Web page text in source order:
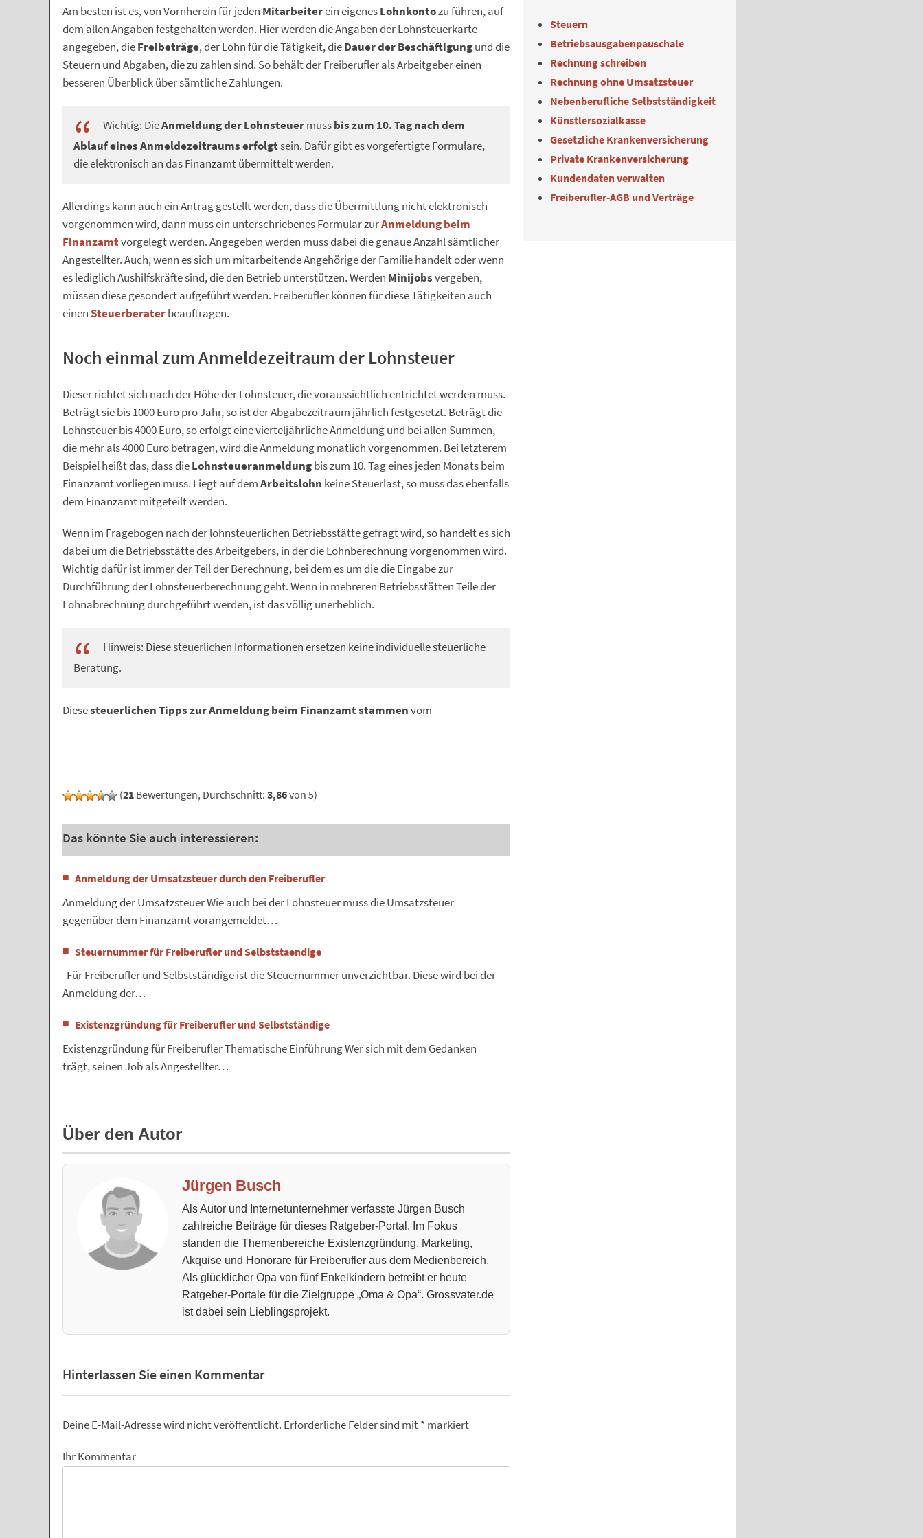
Am besten ist es, von Vornherein für jeden Mitarbeiterein eigenesLohnkontozu führen, auf
dem allen Angaben festgehalten werden. Hier werden die Angaben der Lohnsteuerkarte
angegeben, dieFreibeträge, der Lohn für die Tätigkeit, dieDauer der Beschäftigungund die
Steuern und Abgaben, die zu zahlen sind. So behält der Freiberufler als Arbeitgeber einen
besseren Überblick über sämtliche Zahlungen.
Wichtig: DieAnmeldung der Lohnsteuermussbis zum 10. Tag nach dem
Ablauf eines Anmeldezeitraums erfolgtsein. Dafür gibt es vorgefertigte Formulare,
die elektronisch an das Finanzamt übermittelt werden.
Allerdings kann auch ein Antrag gestellt werden, dass die Übermittlung nicht elektronisch
vorgenommen wird, dann muss ein unterschriebenes Formular zurAnmeldung beim
Finanzamtvorgelegt werden. Angegeben werden muss dabei die genaue Anzahl sämtlicher
Angestellter. Auch, wenn es sich um mitarbeitende Angehörige der Familie handelt oder wenn
es lediglich Aushilfskräfte sind, die den Betrieb unterstützen. Werden Minijobsvergeben,
müssen diese gesondert aufgeführt werden. Freiberufler können für diese Tätigkeiten auch
einenSteuerberaterbeauftragen.
Noch einmal zum Anmeldezeitraum der Lohnsteuer
Dieser richtet sich nach der Höhe der Lohnsteuer, die voraussichtlich entrichtet werden muss.
Beträgt sie bis 1000 Euro pro Jahr, so ist der Abgabezeitraum jährlich festgesetzt. Beträgt die
Lohnsteuer bis 4000 Euro, so erfolgt eine vierteljährliche Anmeldung und bei allen Summen,
die mehr als 4000 Euro betragen, wird die Anmeldung monatlich vorgenommen. Bei letzterem
Beispiel heißt das, dass dieLohnsteueranmeldungbis zum 10. Tag eines jeden Monats beim
Finanzamt vorliegen muss. Liegt auf demArbeitslohn keine Steuerlast, so muss das ebenfalls
dem Finanzamt mitgeteilt werden.
Wenn im Fragebogen nach der lohnsteuerlichen Betriebsstätte gefragt wird, so handelt es sich
dabei um die Betriebsstätte des Arbeitgebers, in der die Lohnberechnung vorgenommen wird.
Wichtig dafür ist immer der Teil der Berechnung, bei dem es um die die Eingabe zur
Durchführung der Lohnsteuerberechnung geht. Wenn in mehreren Betriebsstätten Teile der
Lohnabrechnung durchgeführt werden, ist das völlig unerheblich.
Hinweis: Diese steuerlichen Informationen ersetzen keine individuelle steuerliche
Beratung.
Diesesteuerlichen Tipps zur Anmeldung beim Finanzamt stammenvom
(21 Bewertungen, Durchschnitt: 3,86von 5)
Das könnte Sie auch interessieren:
Anmeldung der Umsatzsteuer durch den Freiberufler
Anmeldung der Umsatzsteuer Wie auch bei der Lohnsteuer muss die Umsatzsteuer
gegenüber dem Finanzamt vorangemeldet…
Steuernummer für Freiberufler und Selbststaendige
Für Freiberufler und Selbstständige ist die Steuernummer unverzichtbar. Diese wird bei der
Anmeldung der…
Existenzgründung für Freiberufler und Selbstständige
Existenzgründung für Freiberufler Thematische Einführung Wer sich mit dem Gedanken
trägt, seinen Job als Angestellter…
Über den Autor
Jürgen Busch
Als Autor und Internetunternehmer verfasste Jürgen Busch
zahlreiche Beiträge für dieses Ratgeber-Portal. Im Fokus
standen die Themenbereiche Existenzgründung, Marketing,
Akquise und Honorare für Freiberufler aus dem Medienbereich.
Als glücklicher Opa von fünf Enkelkindern betreibt er heute
Ratgeber-Portale für die Zielgruppe „Oma & Opa“. Grossvater.de
ist dabei sein Lieblingsprojekt.
Hinterlassen Sie einen Kommentar
Deine E-Mail-Adresse wird nicht veröffentlicht. Erforderliche Felder sind mit* markiert
Ihr Kommentar
Steuern
Betriebsausgabenpauschale
Rechnung schreiben
Rechnung ohne Umsatzsteuer
Nebenberufliche Selbstständigkeit
Künstlersozialkasse
Gesetzliche Krankenversicherung
Private Krankenversicherung
Kundendaten verwalten
Freiberufler-AGB und Verträge